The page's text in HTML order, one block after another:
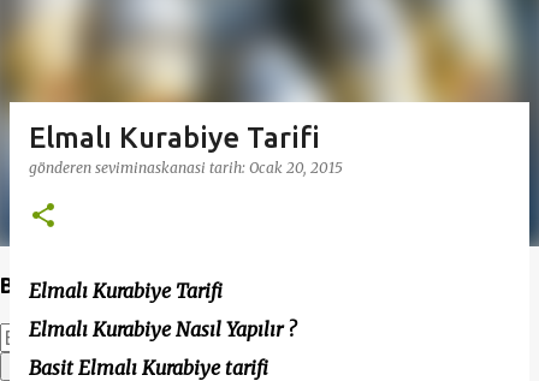
Bu Blogda Ara
Elmalı Kurabiye Tarifi
gönderen seviminaskanasi tarih: Ocak 20, 2015
Elmalı Kurabiye Tarifi
Elmalı Kurabiye Nasıl Yapılır ?
Basit Elmalı Kurabiye tarifi